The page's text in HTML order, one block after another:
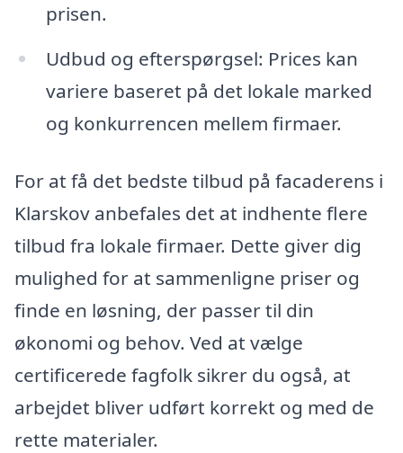
prisen.
Udbud og efterspørgsel: Prices kan
variere baseret på det lokale marked
og konkurrencen mellem firmaer.
For at få det bedste tilbud på facaderens i
Klarskov anbefales det at indhente flere
tilbud fra lokale firmaer. Dette giver dig
mulighed for at sammenligne priser og
finde en løsning, der passer til din
økonomi og behov. Ved at vælge
certificerede fagfolk sikrer du også, at
arbejdet bliver udført korrekt og med de
rette materialer.